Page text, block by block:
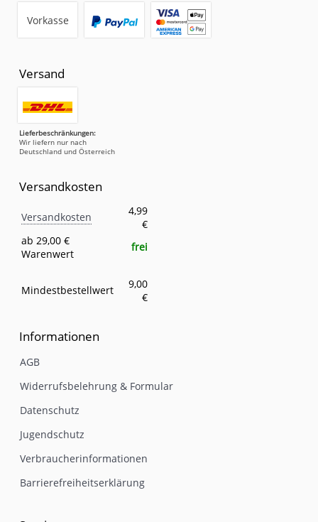
Vorkasse
Versand
Lieferbeschränkungen:
Wir liefern nur nach
Deutschland und Österreich
Versandkosten
Eigenschaft
Versandkosten
4,99
€
ab 29,00 €
Warenwert
frei
Mindestbestellwert
9,00
€
Informationen
AGB
Widerrufsbelehrung & Formular
Datenschutz
Jugendschutz
Verbraucherinformationen
Barrierefreiheitserklärung